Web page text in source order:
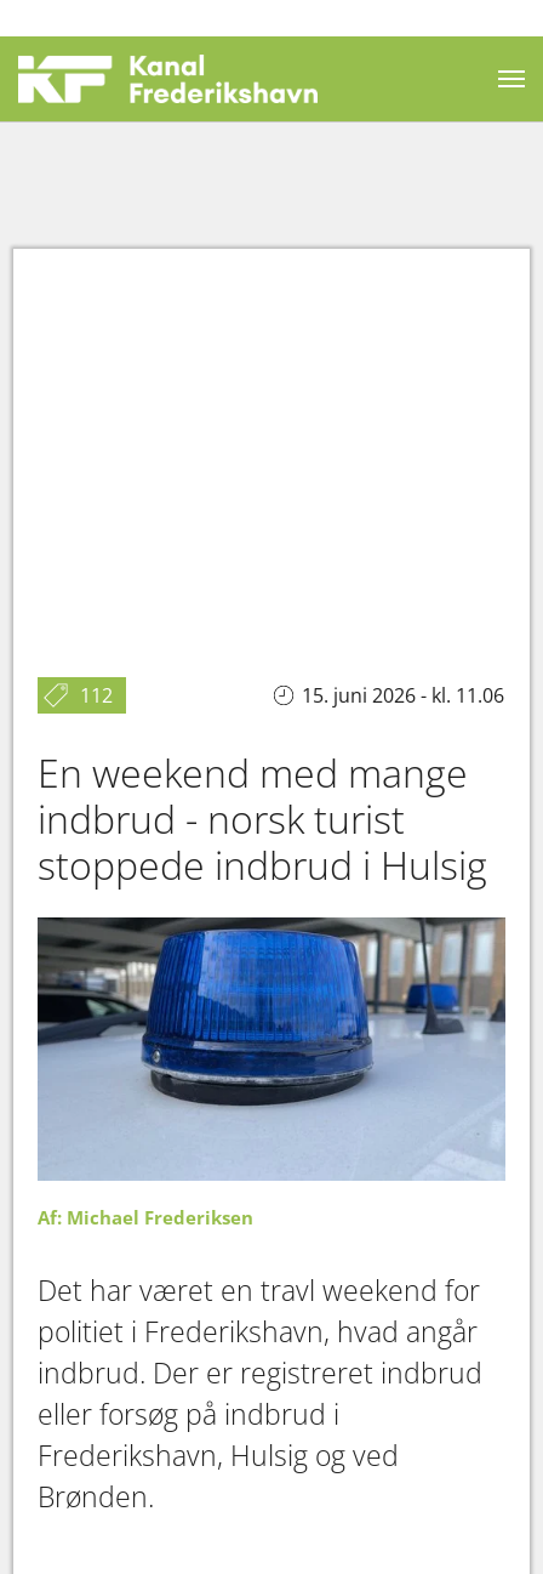
112 15. juni 2026 - kl. 11.06
En weekend med mange
indbrud - norsk turist
stoppede indbrud i Hulsig
Af: Michael Frederiksen
Det har været en travl weekend for
politiet i Frederikshavn, hvad angår
indbrud. Der er registreret indbrud
eller forsøg på indbrud i
Frederikshavn, Hulsig og ved
Brønden.